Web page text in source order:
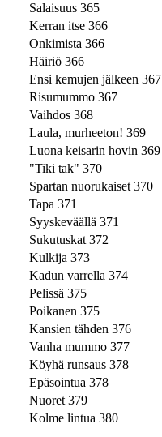
Salaisuus 365
Kerran itse 366
Onkimista 366
Häiriö 366
Ensi kemujen jälkeen 367
Risumummo 367
Vaihdos 368
Laula, murheeton! 369
Luona keisarin hovin 369
"Tiki tak" 370
Spartan nuorukaiset 370
Tapa 371
Syyskeväällä 371
Sukutuskat 372
Kulkija 373
Kadun varrella 374
Pelissä 375
Poikanen 375
Kansien tähden 376
Vanha mummo 377
Köyhä runsaus 378
Epäsointua 378
Nuoret 379
Kolme lintua 380